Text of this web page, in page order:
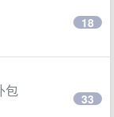
18
包
33